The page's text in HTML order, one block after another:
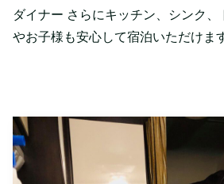
ダイナー さらにキッチン、シンク
やお子様も安心して宿泊いただけま